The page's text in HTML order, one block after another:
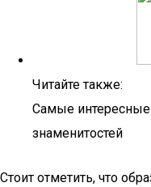
Читайте также:
Самые интересные
знаменитостей
Стоит отметить, что